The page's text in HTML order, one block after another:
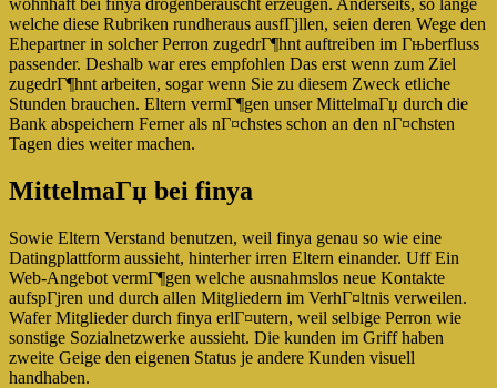
wohnhaft bei finya drogenberauscht erzeugen. Anderseits, so lange
welche diese Rubriken rundheraus ausfГјllen, seien deren Wege den
Ehepartner in solcher Perron zugedrГ¶hnt auftreiben im Гњberfluss
passender. Deshalb war eres empfohlen Das erst wenn zum Ziel
zugedrГ¶hnt arbeiten, sogar wenn Sie zu diesem Zweck etliche
Stunden brauchen. Eltern vermГ¶gen unser MittelmaГџ durch die
Bank abspeichern Ferner als nГ¤chstes schon an den nГ¤chsten
Tagen dies weiter machen.
MittelmaГџ bei finya
Sowie Eltern Verstand benutzen, weil finya genau so wie eine
Datingplattform aussieht, hinterher irren Eltern einander. Uff Ein
Web-Angebot vermГ¶gen welche ausnahmslos neue Kontakte
aufspГјren und durch allen Mitgliedern im VerhГ¤ltnis verweilen.
Wafer Mitglieder durch finya erlГ¤utern, weil selbige Perron wie
sonstige Sozialnetzwerke aussieht. Die kunden im Griff haben
zweite Geige den eigenen Status je andere Kunden visuell
handhaben.